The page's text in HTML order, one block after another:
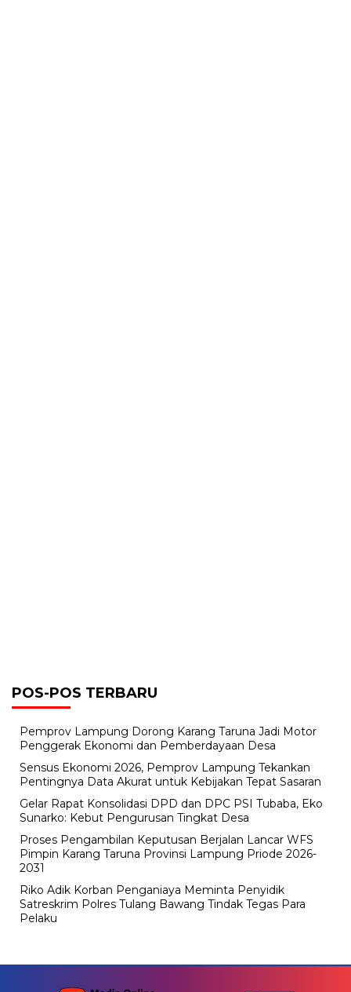
POS-POS TERBARU
Pemprov Lampung Dorong Karang Taruna Jadi Motor
Penggerak Ekonomi dan Pemberdayaan Desa
Sensus Ekonomi 2026, Pemprov Lampung Tekankan
Pentingnya Data Akurat untuk Kebijakan Tepat Sasaran
Gelar Rapat Konsolidasi DPD dan DPC PSI Tubaba, Eko
Sunarko: Kebut Pengurusan Tingkat Desa
Proses Pengambilan Keputusan Berjalan Lancar WFS
Pimpin Karang Taruna Provinsi Lampung Priode 2026-
2031
Riko Adik Korban Penganiaya Meminta Penyidik
Satreskrim Polres Tulang Bawang Tindak Tegas Para
Pelaku